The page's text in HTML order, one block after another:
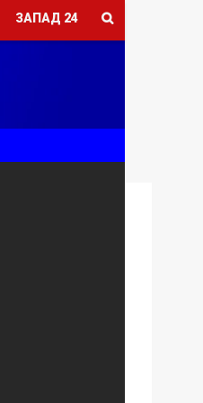
ЗАПАД 24